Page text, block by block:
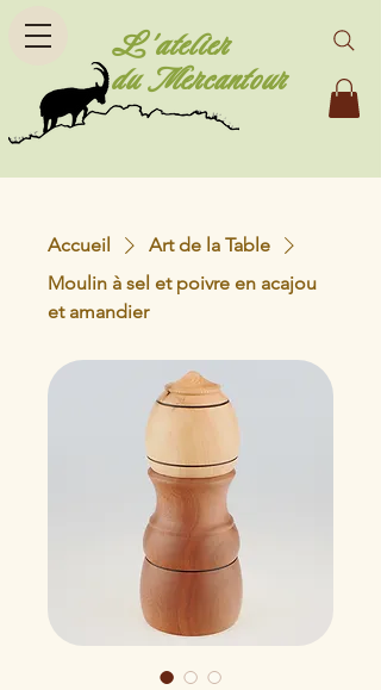
L'atelier
du Mercantour
Accueil
Art de la Table
Moulin à sel et poivre en acajou
et amandier